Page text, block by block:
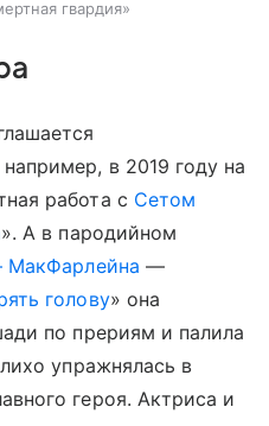
гвардия»
в 2019 году на
работа с Сетом
». А в пародийном
—
голову» она
по прериям и палила
упражнялась в
героя. Актриса и